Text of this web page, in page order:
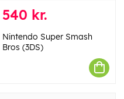
540 kr.
Nintendo Super Smash
Bros (3DS)